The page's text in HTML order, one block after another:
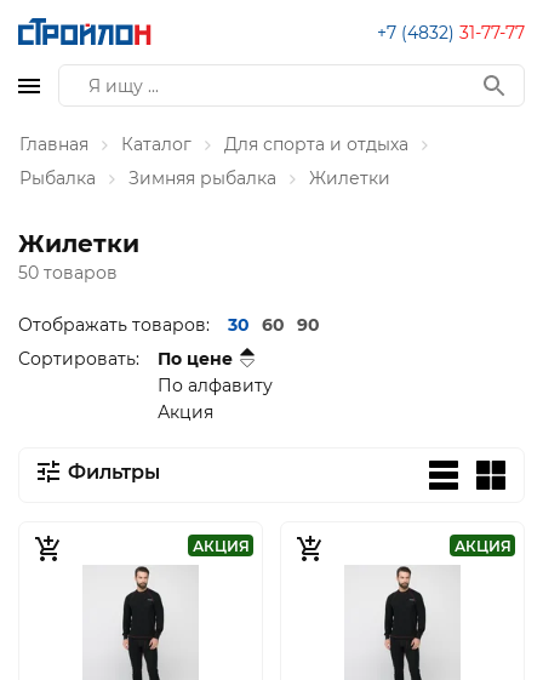
+7 (4832) 31-77-77
Главная Каталог
Для спорта и отдыха
Рыбалка
Зимняя рыбалка Жилетки
Жилетки
50 товаров
Отображать товаров: 30 60
90
Сортировать:
По цене
По алфавиту
Акция
Фильтры
АКЦИЯ АКЦИЯ